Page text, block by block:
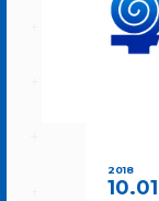
2018
10.01